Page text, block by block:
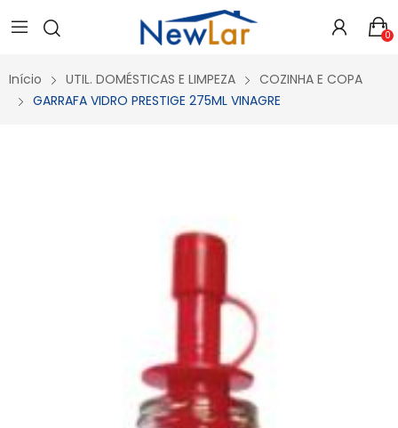
Secure crypto portfolio manager for desktops and mobile -
Visit Ledger Live
- easily manage, stake, and track assets. 0
Início UTIL. DOMÉSTICAS E LIMPEZA
COZINHA E COPA
GARRAFA VIDRO PRESTIGE 275ML VINAGRE